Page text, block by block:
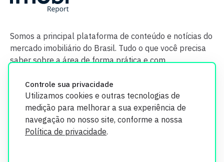
Controle sua privacidade
Utilizamos cookies e outras tecnologias de
medição para melhorar a sua experiência de
navegação no nosso site, conforme a nossa
Política de privacidade.
Somos a principal plataforma de conteúdo e notícias do
mercado imobiliário do Brasil. Tudo o que você precisa
saber sobre a área de forma prática e com